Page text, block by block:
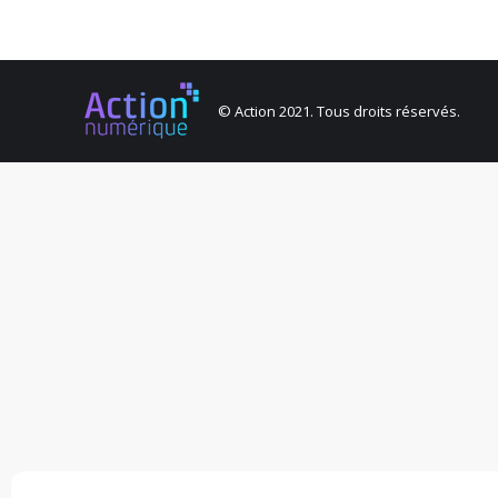
© Action 2021. Tous droits réservés.